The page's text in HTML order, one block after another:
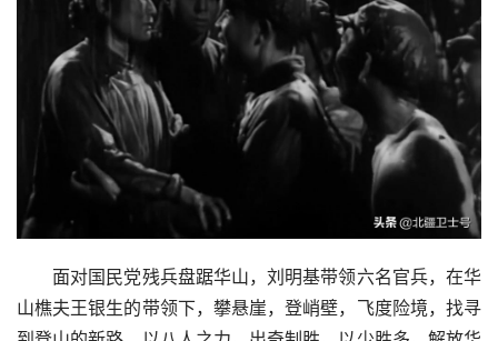
面对国民党残兵盘踞华山，刘明基带领六名官兵，在华
山樵夫王银生的带领下，攀悬崖，登峭壁，飞度险境，找寻